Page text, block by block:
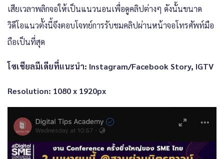
เสียเวลาพลิกจอให้เป็นแนวนอนเพื่อดูคลิปต่างๆ ดังนั้นขนาด
วิดีโอแนวตั้งนี้จึงตอบโจทย์การรับชมคลิปผ่านหน้าจอโทรศัพท์มือ
ถือเป็นที่สุด
โซเชียลมีเดียที่แนะนำ: Instagram/Facebook Story, IGTV
Resolution: 1080 x 1920px